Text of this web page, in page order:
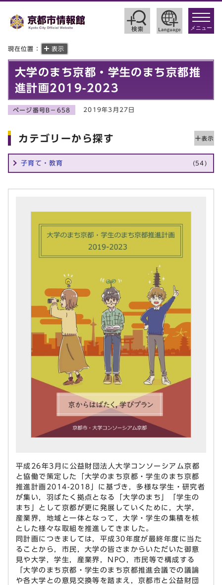
toggle
メニュー
現在位置： 表示
大学のまち京都・学生のまち京都推
進計画2019-2023
ページ番号B－658 2019年3月27日
カテゴリーから探す
子育て・教育 (54)
平成26年3月に公益財団法人大学コンソーシアム京都
と協働で策定した「大学のまち京都・学生のまち京都
推進計画2014-2018」に基づき，多様な学生・研究者
が集い，羽ばたく拠点となる「大学のまち」「学生の
まち」として京都が更に発展していくために，大学，
産業界，地域と一体となって，大学・学生の集積を核
とした様々な取組を推進してきました。
同計画につきましては，平成30年度が最終年度に当た
ることから，市民，大学の皆さまからいただいた御意
見や大学，学生，産業界，NPO，市民等で構成する
「大学のまち京都・学生のまち京都推進会議での議論
や各大学との意見交換等を踏まえ，京都市と公益財団